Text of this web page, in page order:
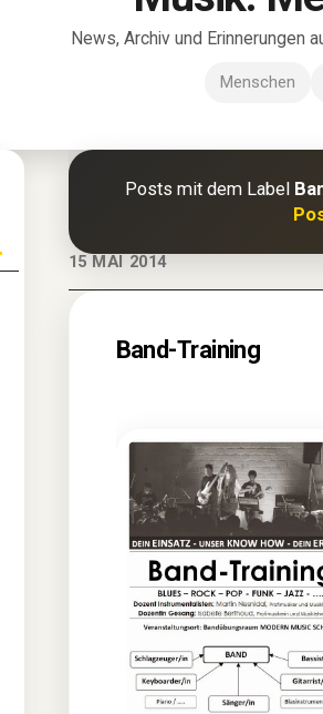
News, Archiv und Erinnerungen
Menschen
Posts mit dem Label
15 MAI 2014
Band-Training